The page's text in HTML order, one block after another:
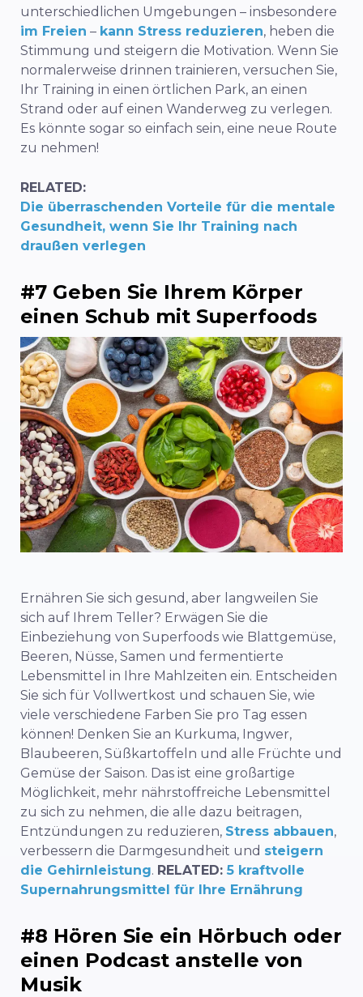
unterschiedlichen Umgebungen – insbesondere
im Freien – kann Stress reduzieren, heben die
Stimmung und steigern die Motivation. Wenn Sie
normalerweise drinnen trainieren, versuchen Sie,
Ihr Training in einen örtlichen Park, an einen
Strand oder auf einen Wanderweg zu verlegen.
Es könnte sogar so einfach sein, eine neue Route
zu nehmen!
RELATED:
Die überraschenden Vorteile für die mentale
Gesundheit, wenn Sie Ihr Training nach
draußen verlegen
#7 Geben Sie Ihrem Körper
einen Schub mit Superfoods
Ernähren Sie sich gesund, aber langweilen Sie
sich auf Ihrem Teller? Erwägen Sie die
Einbeziehung von Superfoods wie Blattgemüse,
Beeren, Nüsse, Samen und fermentierte
Lebensmittel in Ihre Mahlzeiten ein. Entscheiden
Sie sich für Vollwertkost und schauen Sie, wie
viele verschiedene Farben Sie pro Tag essen
können! Denken Sie an Kurkuma, Ingwer,
Blaubeeren, Süßkartoffeln und alle Früchte und
Gemüse der Saison. Das ist eine großartige
Möglichkeit, mehr nährstoffreiche Lebensmittel
zu sich zu nehmen, die alle dazu beitragen,
Entzündungen zu reduzieren, Stress abbauen,
verbessern die Darmgesundheit und steigern
die Gehirnleistung. RELATED: 5 kraftvolle
Supernahrungsmittel für Ihre Ernährung
#8 Hören Sie ein Hörbuch oder
einen Podcast anstelle von
Musik